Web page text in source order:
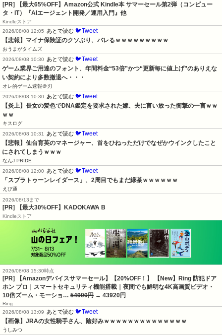
[PR]
【最大65%OFF】Amazon公式 Kindle本 サマーセール第2弾（コンピュー
タ・IT）『AIエージェント開発／運用入門』他
Kindleストア
2026/08/08 12:05
あとで読む 🐦Tweet
【悲報】マイナ保険証のクソぶり、バレるｗｗｗｗｗｗｗｗｗ
おうまがタイムズ
2026/08/08 10:30
あとで読む 🐦Tweet
ゲーム業界ご用達のフォント、年間料金“53倍”かつ“更新毎に値上げ”のありえな
い契約により多数撤退へ・・・
オレ的ゲーム速報＠刃
2026/08/08 10:30
あとで読む 🐦Tweet
【炎上】長女の髪色でDNA鑑定を要求された嫁、夫に言い放った衝撃の一言ｗｗ
ｗｗ
キスログ
2026/08/08 10:31
あとで読む 🐦Tweet
【悲報】仙台育英のマネージャー、首をひねっただけでなぜかウインクしたこと
にされてしまうｗｗｗ
なんJ PRIDE
2026/08/08 12:00
あとで読む 🐦Tweet
「スプラトゥーンレイダース」、2周目でもまだ緑茶ｗｗｗｗｗｗ
えび通
2026/08/13まで
[PR] 【最大30%OFF】KADOKAWA B
Kindleストア
2026/08/08 15:30時点
[PR] 【Amazonデバイスサマーセール】【20%OFF！】 【New】Ring 防犯ドア
ホン プロ｜スマートセキュリティ機能搭載｜夜間でも鮮明な4K高画質ビデオ・
10倍ズーム・モーショ… 54900円 → 43920円
Ring
2026/08/08 13:09 あとで読む 🐦Tweet
【画像】JRAの女性騎手さん、陰好みｗｗｗｗｗｗｗｗｗｗｗｗｗｗ
うしみつ